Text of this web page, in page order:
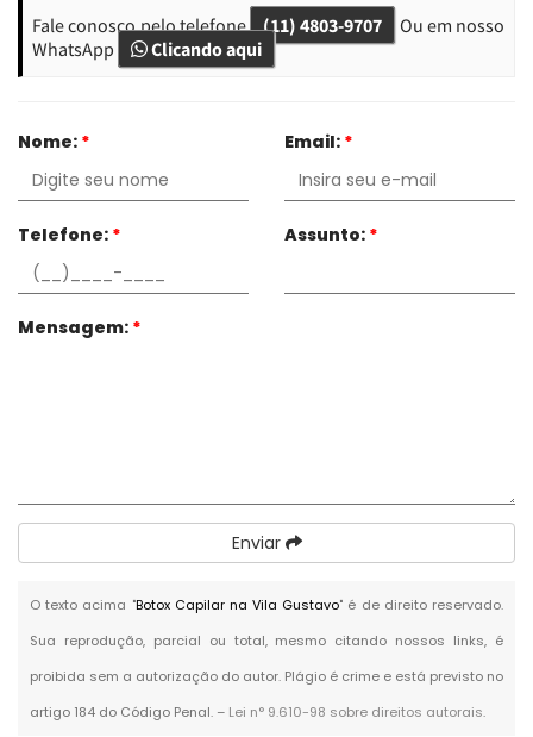
Fale conosco pelo telefone (11) 4803-9707
Ou em nosso
WhatsApp
Clicando aqui
Nome: * Email: *
Telefone: * Assunto: *
Mensagem: *
Enviar
O texto acima "Botox Capilar na Vila Gustavo" é de direito reservado.
Sua reprodução, parcial ou total, mesmo citando nossos links, é
proibida sem a autorização do autor. Plágio é crime e está previsto no
artigo 184 do Código Penal. – Lei n° 9.610-98 sobre direitos autorais.